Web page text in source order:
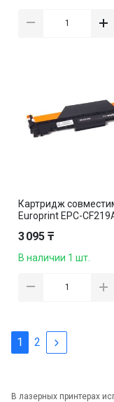
Картридж
Europrint EPC-
M102/M104/MFP
M130/M132, черный
3 095 ₸
В наличии 1 шт.
1 2
В лазерных принтерах